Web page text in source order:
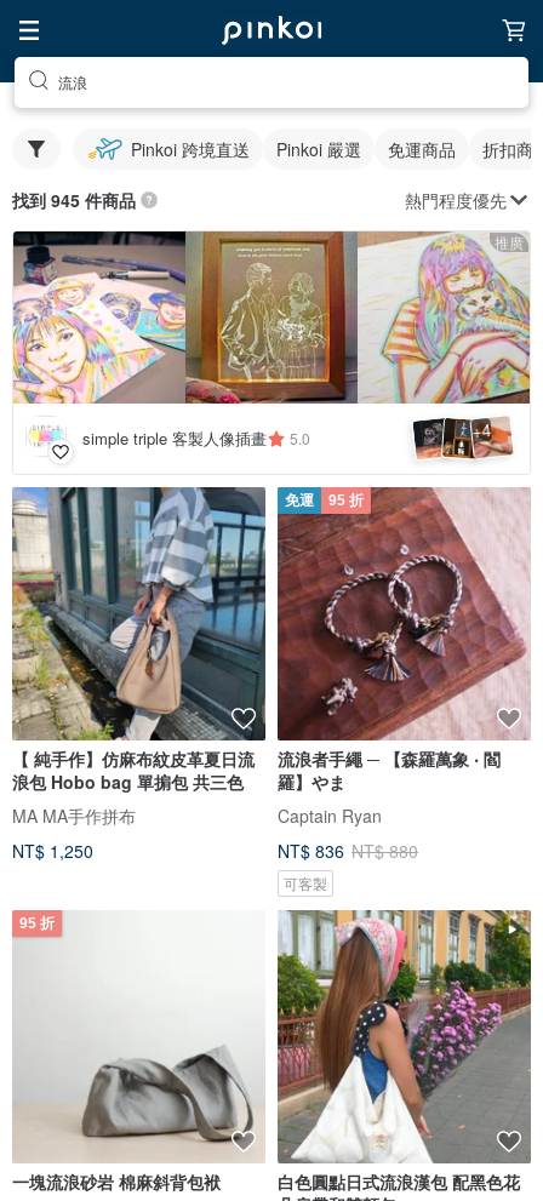
流浪
Pinkoi 跨境直送 Pinkoi 嚴選 免運商品 折扣商
找到 945 件商品 熱門程度優先
推廣
simple triple 客製人像插畫 5.0 +4
【 純手作】仿麻布紋皮革夏日流
浪包 Hobo bag 單掮包 共三色
MA MA手作拼布
NT$ 1,250
免運 95 折
流浪者手繩 ─ 【森羅萬象 ‧ 閻
羅】やま
Captain Ryan
NT$ 836 NT$ 880
可客製
95 折
一塊流浪砂岩 棉麻斜背包袱
白色圓點日式流浪漢包 配黑色花